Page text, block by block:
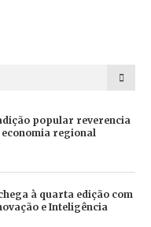
popular reverencia
regional
à quarta edição com
e Inteligência